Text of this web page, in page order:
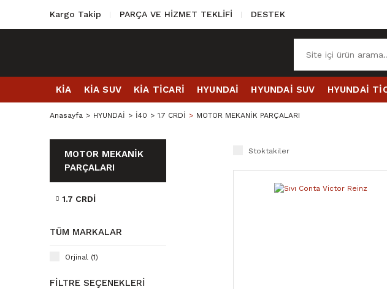
Kargo Takip PARÇA VE HİZMET TEKLİFİ DESTEK
KİA KİA SUV KİA TİCARİ HYUNDAİ HYUNDAİ SUV HYUNDAİ
Anasayfa HYUNDAİ İ40 1.7 CRDİ MOTOR MEKANİK PARÇALARI
MOTOR MEKANİK
PARÇALARI
1.7 CRDİ
TÜM MARKALAR
Orjinal (1)
FILTRE SEÇENEKLERI
Stoktakiler